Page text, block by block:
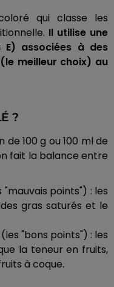
qui classe les
Il utilise une
associées à des
meilleur choix) au
?
100 g ou 100 ml de
fait la balance entre
"mauvais points") : les
gras saturés et le
(les "bons points") : les
la teneur en fruits,
à coque.